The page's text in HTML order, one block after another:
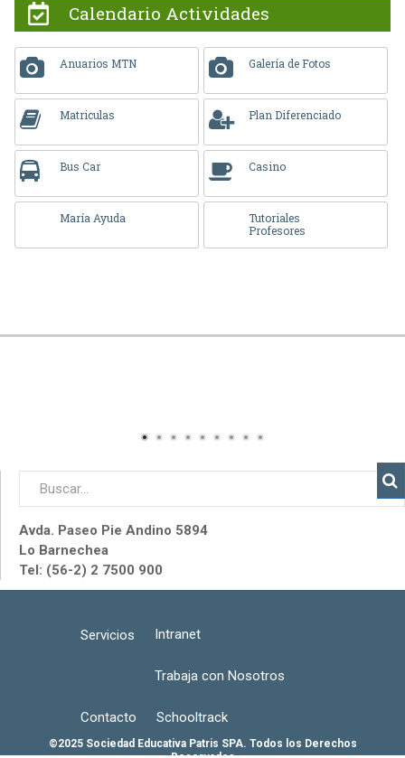
Calendario Actividades
Anuarios MTN Galería de Fotos
Matriculas Plan Diferenciado
Bus Car Casino
María Ayuda
Tutoriales
Profesores
Avda. Paseo Pie Andino 5894
Lo Barnechea
Tel: (56-2) 2 7500 900
Servicios Intranet
Trabaja con Nosotros
Contacto Schooltrack
©2025 Sociedad Educativa Patris SPA. Todos los Derechos